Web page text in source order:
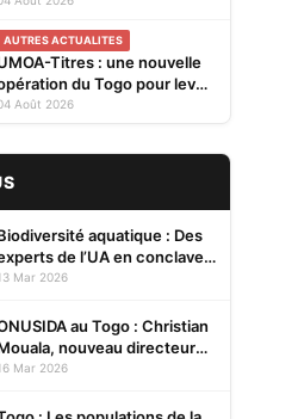
AUTRES ACTUALITES
Titres : une nouvelle
du Togo pour lever
milliards FCFA
Août 2026
aquatique : Des
de l’UA en conclave à
pour renforcer la
Mar 2026
au Togo : Christian
nouveau directeur
Mar 2026